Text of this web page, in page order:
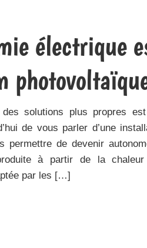
électrique
solutions plus propres
de vous parler d’une
permettre de devenir
à partir de la
par les […]